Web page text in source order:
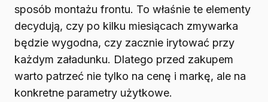
sposób montażu frontu. To właśnie te elementy
decydują, czy po kilku miesiącach zmywarka
będzie wygodna, czy zacznie irytować przy
każdym załadunku. Dlatego przed zakupem
warto patrzeć nie tylko na cenę i markę, ale na
konkretne parametry użytkowe.